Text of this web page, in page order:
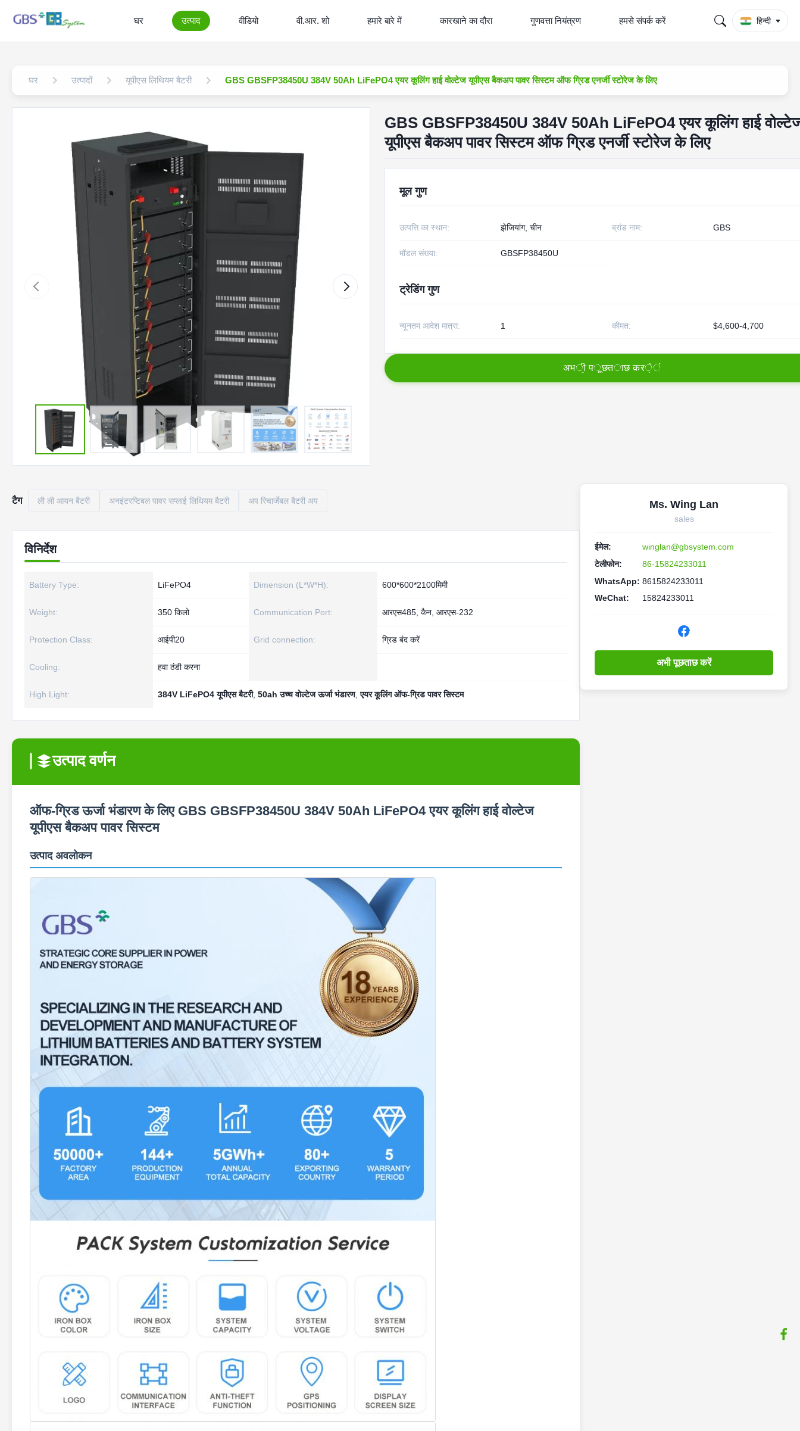
घर उत्पाद वीडियो वी.आर. शो हमारे बारे में कारखाने का दौरा गुणवत्ता नियंत्रण हमसे संपर्क करें हिन्दी
घर उत्पादों यूपीएस लिथियम बैटरी GBS GBSFP38450U 384V 50Ah LiFePO4 एयर कूलिंग हाई वोल्टेज यूपीएस बैकअप पावर सिस्टम ऑफ ग्रिड एनर्जी स्टोरेज के लिए
GBS GBSFP38450U 384V 50Ah LiFePO4 एयर कूलिंग हाई
यूपीएस बैकअप पावर सिस्टम ऑफ ग्रिड एनर्जी स्टोरेज के लिए
मूल गुण
उत्पत्ति का स्थान: झेजियांग, चीन ब्रांड नाम: GBS
मॉडल संख्या: GBSFP38450U
ट्रेडिंग गुण
न्यूनतम आदेश मात्रा: 1 कीमत: $4,600-4,700
अभी पूछताछ करें
टैग ली ली आयन बैटरी अनइंटरप्टिबल पावर सप्लाई लिथियम बैटरी अप रिचार्जेबल बैटरी अप
विनिर्देश
Battery Type: LiFePO4 Dimension (L*W*H): 600*600*2100मिमी
Weight: 350 किलो Communication Port: आरएस485, कैन, आरएस-232
Protection Class: आईपी20 Grid connection: ग्रिड बंद करें
Cooling: हवा ठंडी करना
High Light: 384V LiFePO4 यूपीएस बैटरी, 50ah उच्च वोल्टेज ऊर्जा भंडारण,एयर कूलिंग ऑफ-ग्रिड पावर सिस्टम
उत्पाद वर्णन
ऑफ-ग्रिड ऊर्जा भंडारण के लिए GBS GBSFP38450U 384V 50Ah LiFePO4 एयर कूलिंग हाई वोल्टेज
यूपीएस बैकअप पावर सिस्टम
उत्पाद अवलोकन
Ms. Wing Lan
sales
ईमेल:
winglan@gbsystem.com
टेलीफोन:
86-15824233011
WhatsApp: 8615824233011
WeChat:
15824233011
अभी पूछताछ करें